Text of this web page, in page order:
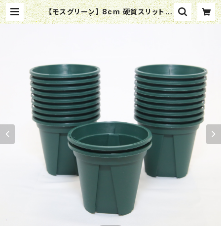
【モスグリーン】 8cm 硬質スリットポ
ット EU-8 | 横山園芸 Yokoyama